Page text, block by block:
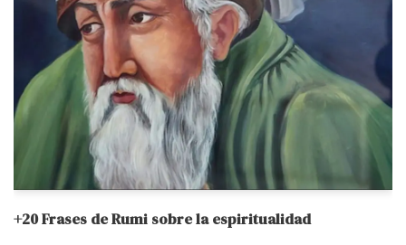
+20 Frases de Rumi sobre la espiritualidad